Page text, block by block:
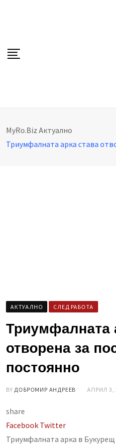
MyRo.Biz Aктуално
Триумфалната арка става
AКТУАЛНО СЛЕД РАБОТА
Триумфалната
отворена за
постоянно
BY ДОБРОМИР АНДРЕЕВ АПРИЛ 3,
share
Facebook TwitterLinkedIn
Whatsapp
Share
via
Триумфалната арка в